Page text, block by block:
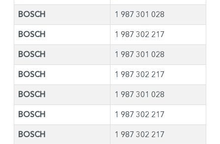
BOSCH 1 987 301 028
BOSCH 1 987 302 217
BOSCH 1 987 301 028
BOSCH 1 987 302 217
BOSCH 1 987 301 028
BOSCH 1 987 302 217
BOSCH 1 987 302 217